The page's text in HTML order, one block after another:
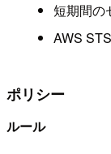
短期間の
AWS
ポリシー
ルール